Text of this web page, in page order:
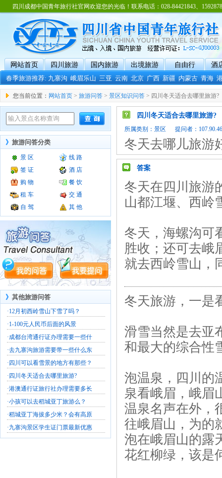
四川成都中国青年旅行社官网欢迎您的光临！联系电话：028-84421843、
网站首页 四川旅游 国内旅游 出境旅游 自由行
酒
春季旅游推荐:九寨沟 峨眉乐山 三亚 云南 北京 广西 新疆 内蒙古 青海
您当前位置： 网站首页 > 旅游问答 > 景区知识问答 > 四川冬天适合去哪里旅游?
》 旅游问答分类
景 区
线 路
签 证
酒 店
购 物
餐 饮
租 车
交 通
自 驾
其 他
》 其他旅游问答
·12月初西岭雪山下雪了吗？
·1-100元人民币后面的风景
·成都台湾通行证办理需要一些什
·去九寨沟旅游需要带一些什么东
· 四川可以看雪景的地方有那些？
· 四川冬天适合去哪里旅游?
·港澳通行证旅行社办理需要多长
·小孩可以去稻城亚丁旅游么？
·稻城亚丁海拔多少米？会有高原
·九寨沟景区学生证门票最新优惠
四川冬天适合去哪里旅游?
所属类别： 景区 提问者：
冬天去哪儿旅游
答案
冬天在四川旅游
山都江堰、西岭
冬天，海螺沟可
胜收；还可去峨
就去西岭雪山，
冬天旅游，一是
滑雪当然是去亚
和最大的综合性
泡温泉，四川的
泉看峨眉，峨眉
温泉名声在外，
往峨眉山，为的
泡在峨眉山的露
花红柳绿，该是